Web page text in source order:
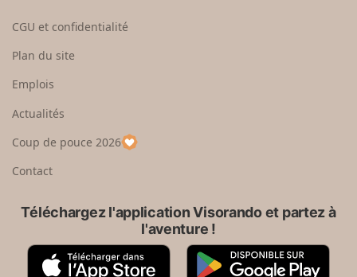
e
u
p
a
CGU et confidentialité
Plan du site
Emplois
Actualités
Coup de pouce 2026
Contact
Téléchargez l'application Visorando et partez à
l'aventure !
A
G